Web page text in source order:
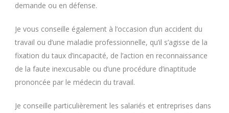
demande ou en défense.
Je vous conseille également à l’occasion d’un accident du
travail ou d’une maladie professionnelle, qu’il s’agisse de la
fixation du taux d’incapacité, de l’action en reconnaissance
de la faute inexcusable ou d’une procédure d’inaptitude
prononcée par le médecin du travail.
Je conseille particulièrement les salariés et entreprises dans